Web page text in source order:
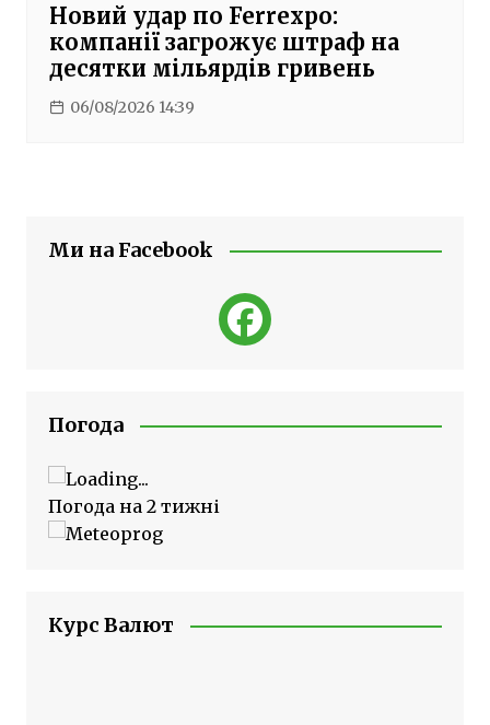
Новий удар по Ferrexpo:
компанії загрожує штраф на
десятки мільярдів гривень
06/08/2026 14:39
Ми на Facebook
Погода
Погода на 2 тижні
Курс Валют